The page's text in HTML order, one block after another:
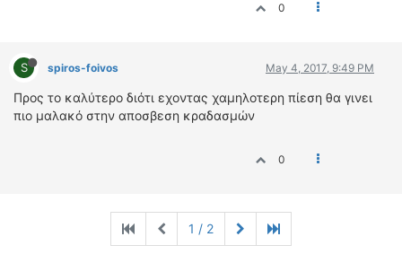
0
S spiros-foivos May 4, 2017, 9:49 PM
Προς το καλύτερο διότι εχοντας χαμηλοτερη πίεση θα γινει
πιο μαλακό στην αποσβεση κραδασμών
0
1 / 2